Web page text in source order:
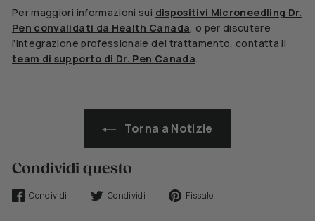
Per maggiori informazioni sui dispositivi Microneedling Dr.
Pen convalidati da Health Canada, o per discutere
l'integrazione professionale del trattamento, contatta il
team di supporto di Dr. Pen Canada.
Torna a Notizie
Condividi questo
Condividi
CondividiCondividi
TweetFissalo